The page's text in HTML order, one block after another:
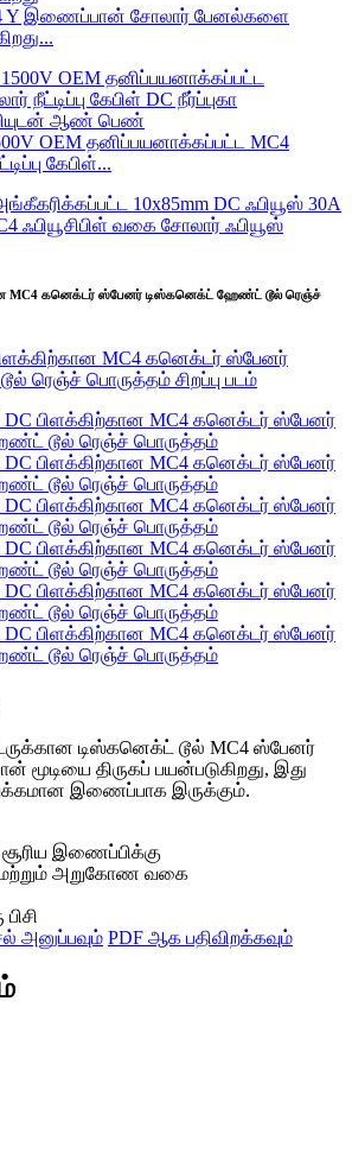
Y இணைப்பான் சோலார் பேனல்களை
OEM தனிப்பயனாக்கப்பட்ட MC4
கேபிள்...
MC4 கனெக்டர் ஸ்பேனர் டிஸ்கனெக்ட் ஹேண்ட் டூல் ரெஞ்ச்
டிஸ்கனெக்ட் டூல் MC4 ஸ்பேனர்
திருகப் பயன்படுகிறது, இது
இணைப்பாக இருக்கும்.
சூரிய இணைப்பிக்கு
அறுகோண வகை
அனுப்பவும் PDF ஆக பதிவிறக்கவும்